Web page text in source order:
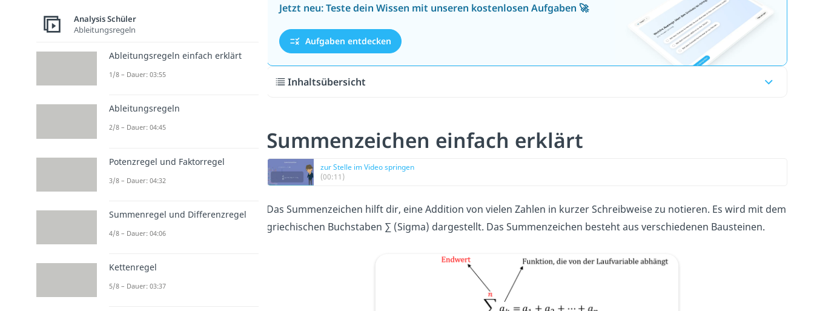
Jetzt neu: Teste dein Wissen mit unseren kostenlosen Aufgaben 🚀
Aufgaben entdecken
Inhaltsübersicht
Summenzeichen einfach erklärt
zur Stelle im Video springen
(00:11)
Das Summenzeichen hilft dir, eine Addition von vielen Zahlen in kurzer Schreibweise zu notieren. Es wird mit dem
griechischen Buchstaben ∑ (Sigma) dargestellt. Das Summenzeichen besteht aus verschiedenen Bausteinen.
Analysis Schüler
Ableitungsregeln
Ableitungsregeln einfach erklärt
1/8 – Dauer: 03:55
Ableitungsregeln
2/8 – Dauer: 04:45
Potenzregel und Faktorregel
3/8 – Dauer: 04:32
Summenregel und Differenzregel
4/8 – Dauer: 04:06
Kettenregel
5/8 – Dauer: 03:37